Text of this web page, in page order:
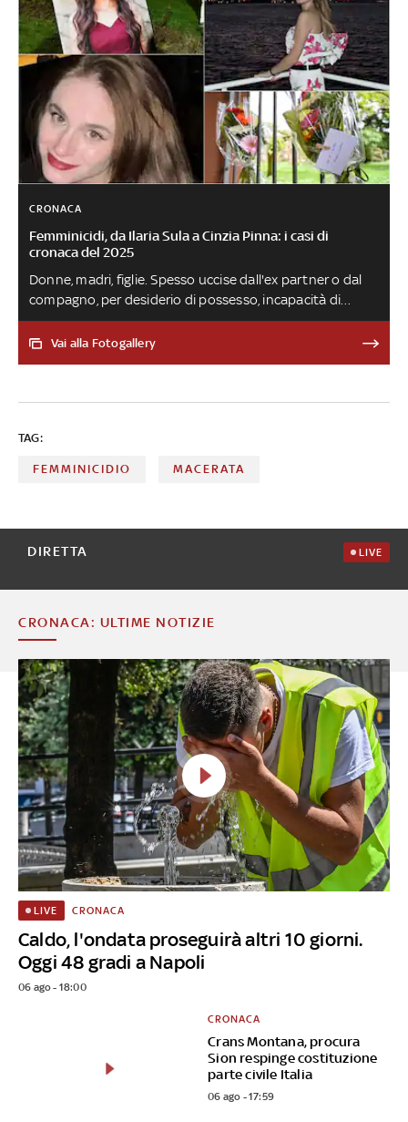
CRONACA
Femminicidi, da Ilaria Sula a Cinzia Pinna: i casi di
cronaca del 2025
Donne, madri, figlie. Spesso uccise dall'ex partner o dal
compagno, per desiderio di possesso, incapacità di
accettare una separazione o comunque motivi correlati
al solo fatto di essere donna. Vicende di violenza che
ecco chi erano alcune delle vittime
Vai alla Fotogallery
TAG:
FEMMINICIDIO MACERATA
DIRETTA LIVE
CRONACA: ULTIME NOTIZIE
Caldo, l'ondata proseguirà altri 10 giorni.
Oggi 48 gradi a Napoli
LIVE CRONACA
06 ago - 18:00
Crans Montana, procura
Sion respinge costituzione
parte civile Italia
CRONACA
06 ago - 17:59